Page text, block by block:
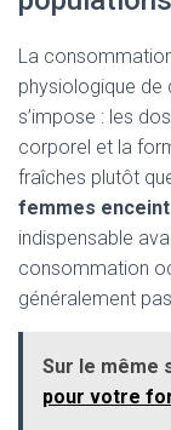
La
physiologique de
s’impose : les
corporel et la
fraîches plutôt
femmes
indispensable
consommation
généralement
Sur le même
pour votre